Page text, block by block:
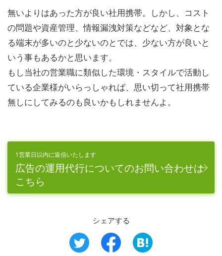
無いよりはあった方が良い社用携帯。しかし、コスト
の問題や資産管理、情報漏洩対策などなど、対象とな
る端末が多いのと少ないのとでは、少ない方が良いと
いう事もあるかと思います。
もし当社の営業職に類似した環境・スタイルで活動し
ている企業様がいらっしゃれば、思い切って社用携帯
無しにしてみるのも良いかもしれませんよ。
1営業日以内に返信いたします
広告の運用代行についてのお問い合わせは
こちら
シェアする